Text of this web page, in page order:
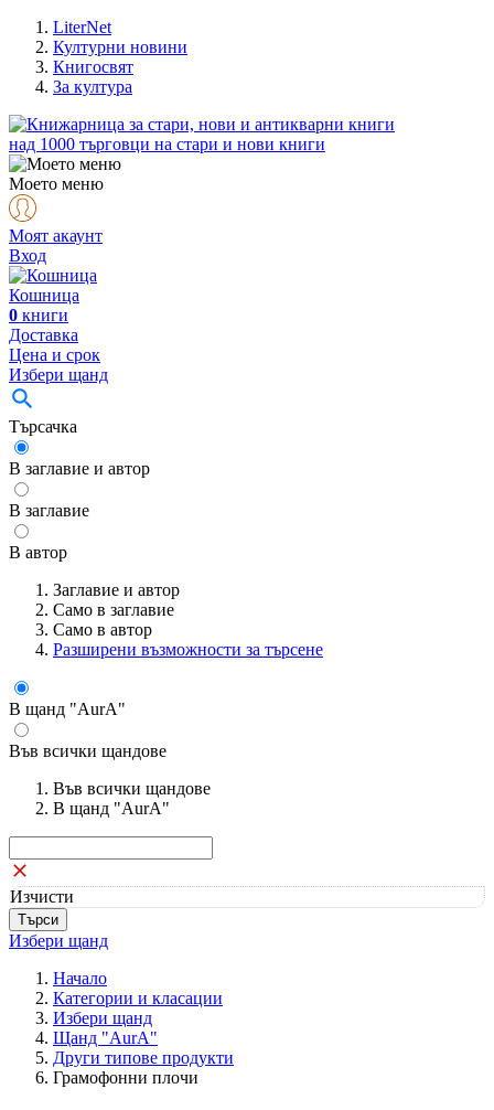
LiterNet
Културни новини
Книгосвят
За култура
над 1000 търговци на стари и нови книги
Моето меню
Моят акаунт
Вход
Кошница
0 книги
Доставка
Цена и срок
Избери щанд
Търсачка
В заглавие и автор
В заглавие
В автор
Заглавие и автор
Само в заглавие
Само в автор
Разширени възможности за търсене
В щанд "AurA"
Във всички щандове
Във всички щандове
В щанд "AurA"
Изчисти
Избери щанд
Начало
Категории и класации
Избери щанд
Щанд "AurA"
Други типове продукти
Грамофонни плочи